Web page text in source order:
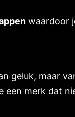
waardoor
geluk, maar
een merk dat